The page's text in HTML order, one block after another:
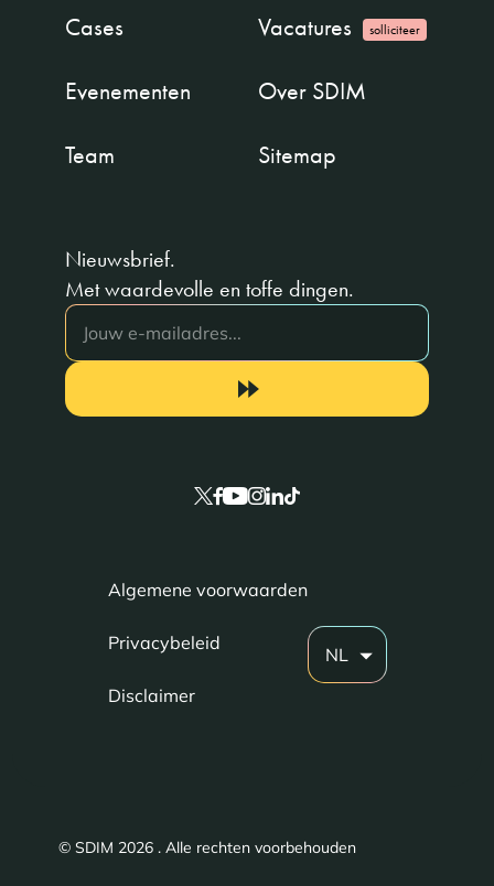
Cases
Vacatures solliciteer
Evenementen
Over SDIM
Team
Sitemap
Nieuwsbrief.
Met waardevolle en toffe dingen.
Algemene voorwaarden
Privacybeleid
Disclaimer
NL
© SDIM 2026 . Alle rechten voorbehouden